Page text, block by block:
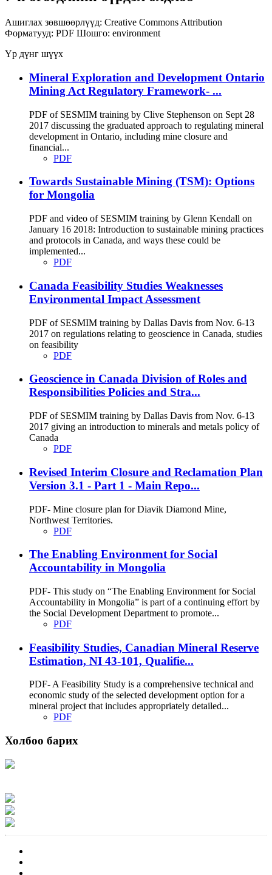
Ашиглах зөвшөөрлүүд: Creative Commons Attribution
Форматууд: PDF Шошго: environment
Үр дүнг шүүх
Mineral Exploration and Development Ontario
Mining Act Regulatory Framework- ...
PDF of SESMIM training by Clive Stephenson on Sept 28
2017 discussing the graduated approach to regulating mineral
development in Ontario, including mine closure and
financial...
PDF
Towards Sustainable Mining (TSM): Options
for Mongolia
PDF and video of SESMIM training by Glenn Kendall on
January 16 2018: Introduction to sustainable mining practices
and protocols in Canada, and ways these could be
implemented...
PDF
Canada Feasibility Studies Weaknesses
Environmental Impact Assessment
PDF of SESMIM training by Dallas Davis from Nov. 6-13
2017 on regulations relating to geoscience in Canada, studies
on feasibility
PDF
Geoscience in Canada Division of Roles and
Responsibilities Policies and Stra...
PDF of SESMIM training by Dallas Davis from Nov. 6-13
2017 giving an introduction to minerals and metals policy of
Canada
PDF
Revised Interim Closure and Reclamation Plan
Version 3.1 - Part 1 - Main Repo...
PDF- Mine closure plan for Diavik Diamond Mine,
Northwest Territories.
PDF
The Enabling Environment for Social
Accountability in Mongolia
PDF- This study on “The Enabling Environment for Social
Accountability in Mongolia” is part of a continuing effort by
the Social Development Department to promote...
PDF
Feasibility Studies, Canadian Mineral Reserve
Estimation, NI 43-101, Qualifie...
PDF- A Feasibility Study is a comprehensive technical and
economic study of the selected development option for a
mineral project that includes appropriately detailed...
PDF
Холбоо барих